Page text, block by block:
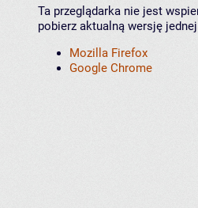
Ta przeglądarka nie jest
pobierz aktualną wersję
Mozilla Firefox
Google Chrome